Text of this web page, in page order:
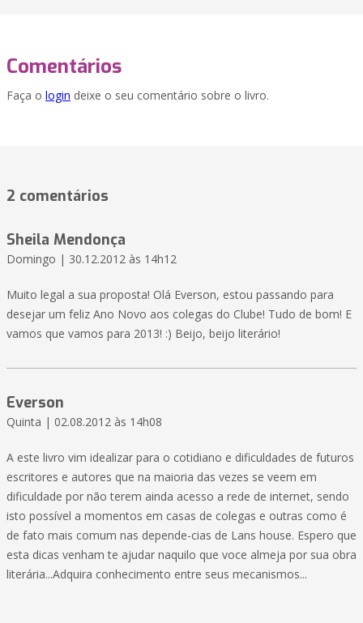
Comentários
Faça o login deixe o seu comentário sobre o livro.
2 comentários
Sheila Mendonça
Domingo | 30.12.2012 às 14h12
Muito legal a sua proposta! Olá Everson, estou passando para
desejar um feliz Ano Novo aos colegas do Clube! Tudo de bom! E
vamos que vamos para 2013! :) Beijo, beijo literário!
Everson
Quinta | 02.08.2012 às 14h08
A este livro vim idealizar para o cotidiano e dificuldades de futuros
escritores e autores que na maioria das vezes se veem em
dificuldade por não terem ainda acesso a rede de internet, sendo
isto possível a momentos em casas de colegas e outras como é
de fato mais comum nas depende-cias de Lans house. Espero que
esta dicas venham te ajudar naquilo que voce almeja por sua obra
literária...Adquira conhecimento entre seus mecanismos...